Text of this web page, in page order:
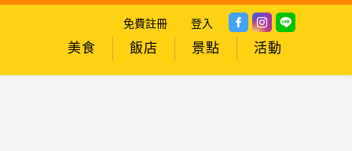
免費註冊 登入
美食 飯店 景點 活動